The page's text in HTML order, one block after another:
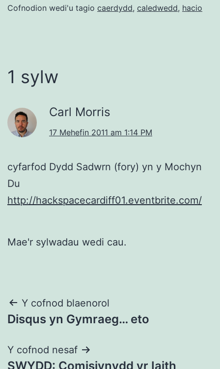
Cofnodion wedi'u tagio caerdydd, caledwedd, hacio
1 sylw
Carl Morris
17 Mehefin 2011 am 1:14 PM
cyfarfod Dydd Sadwrn (fory) yn y Mochyn
Du
http://hackspacecardiff01.eventbrite.com/
Mae'r sylwadau wedi cau.
Llywio
cofnod
Y cofnod blaenorol
Disqus yn Gymraeg… eto
Y cofnod nesaf
SWYDD: Comisiynydd yr Iaith